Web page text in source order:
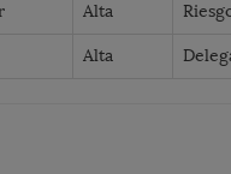
Alta
Alta